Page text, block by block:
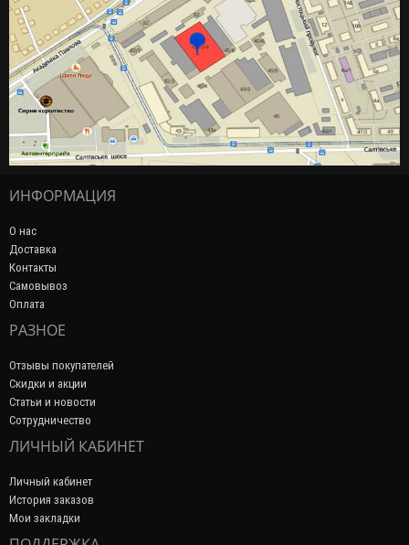
ИНФОРМАЦИЯ
О нас
Доставка
Контакты
Самовывоз
Оплата
РАЗНОЕ
Отзывы покупателей
Скидки и акции
Статьи и новости
Сотрудничество
ЛИЧНЫЙ КАБИНЕТ
Личный кабинет
История заказов
Мои закладки